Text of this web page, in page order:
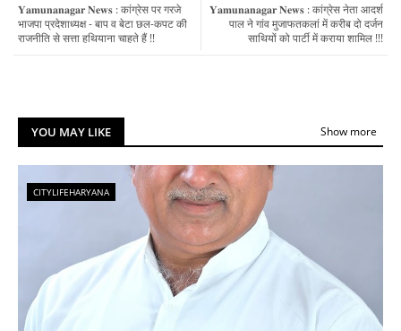
𝐘𝐚𝐦𝐮𝐧𝐚𝐧𝐚𝐠𝐚𝐫 𝐍𝐞𝐰𝐬 : कांग्रेस नेता आदर्श
पाल ने गांव मुजाफतकलां में करीब दो दर्जन
साथियों को पार्टी में कराया शामिल !!!
𝐘𝐚𝐦𝐮𝐧𝐚𝐧𝐚𝐠𝐚𝐫 𝐍𝐞𝐰𝐬 : कांग्रेस पर गरजे
भाजपा प्रदेशाध्यक्ष - बाप व बेटा छल-कपट की
राजनीति से सत्ता हथियाना चाहते हैं !!
YOU MAY LIKE Show more
CITYLIFEHARYANA